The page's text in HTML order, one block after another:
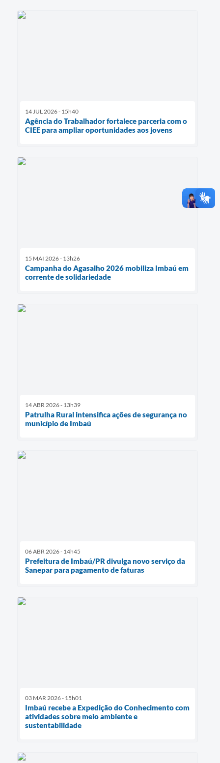
14 JUL 2026 - 15h40
Agência do Trabalhador fortalece parceria com o
CIEE para ampliar oportunidades aos jovens
15 MAI 2026 - 13h26
Campanha do Agasalho 2026 mobiliza Imbaú em
corrente de solidariedade
14 ABR 2026 - 13h39
Patrulha Rural intensifica ações de segurança no
município de Imbaú
06 ABR 2026 - 14h45
Prefeitura de Imbaú/PR divulga novo serviço da
Sanepar para pagamento de faturas
03 MAR 2026 - 15h01
Imbaú recebe a Expedição do Conhecimento com
atividades sobre meio ambiente e
sustentabilidade